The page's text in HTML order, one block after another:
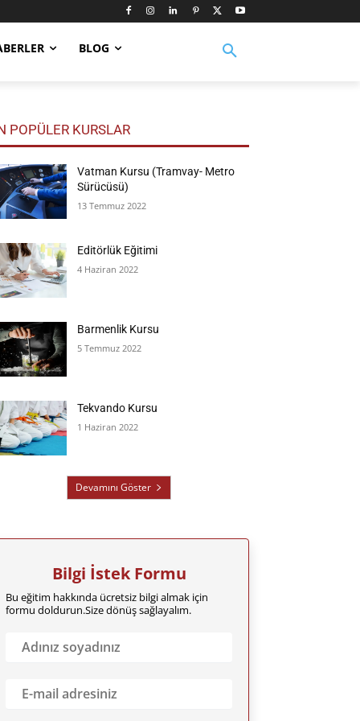
BLOG
POPÜLER KURSLAR
Vatman Kursu (Tramvay- Metro
Sürücüsü)
13 Temmuz 2022
Editörlük Eğitimi
4 Haziran 2022
Barmenlik Kursu
5 Temmuz 2022
Tekvando Kursu
1 Haziran 2022
Devamını Göster
Bilgi İstek Formu
Bu eğitim hakkında ücretsiz bilgi almak için
formu doldurun.Size dönüş sağlayalım.